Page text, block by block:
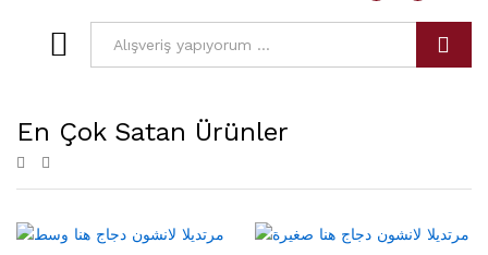
En Çok Satan Ürünler